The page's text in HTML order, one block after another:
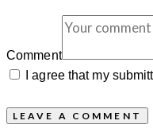
Comment
I agree that my